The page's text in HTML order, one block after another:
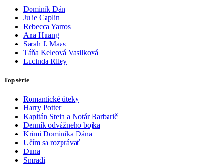
Dominik Dán
Julie Caplin
Rebecca Yarros
Ana Huang
Sarah J. Maas
Táňa Keleová Vasilková
Lucinda Riley
Top série
Romantické úteky
Harry Potter
Kapitán Stein a Notár Barbarič
Denník odvážneho bojka
Krimi Dominika Dána
Učím sa rozprávať
Duna
Smradi